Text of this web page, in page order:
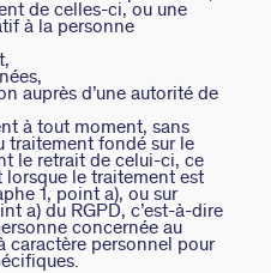
de celles-ci, ou une
à la personne
auprès d’une autorité de
à tout moment, sans
traitement fondé sur le
le retrait de celui-ci, ce
le traitement est
1, point a), ou sur
a) du RGPD, c’est-à-dire
concernée au
caractère personnel pour